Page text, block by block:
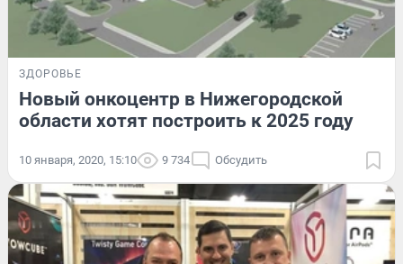
ЗДОРОВЬЕ
Новый онкоцентр в Нижегородской
области хотят построить к 2025 году
10 января, 2020, 15:10 9 734 Обсудить